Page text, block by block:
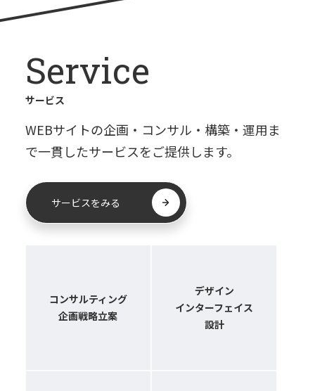
Service
サービス
WEBサイトの企画・コンサル・構築・運用ま
で一貫したサービスをご提供します。
サービスをみる
コンサルティング
企画戦略立案
デザイン
インターフェイス
設計